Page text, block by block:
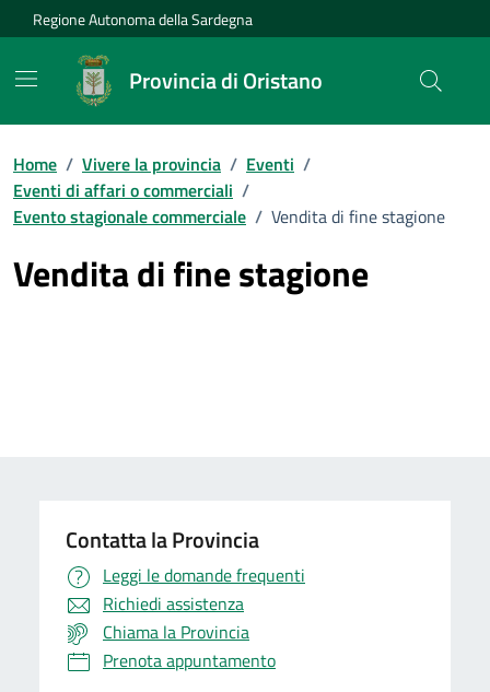
Vai ai contenuti
Vai al Footer
Regione Autonoma della Sardegna
Provincia di Oristano
Home / Vivere la provincia / Eventi /
Eventi di affari o commerciali /
Evento stagionale commerciale / Vendita di fine stagione
Vendita di fine stagione
Contatta la Provincia
Leggi le domande frequenti
Richiedi assistenza
Chiama la Provincia
Prenota appuntamento